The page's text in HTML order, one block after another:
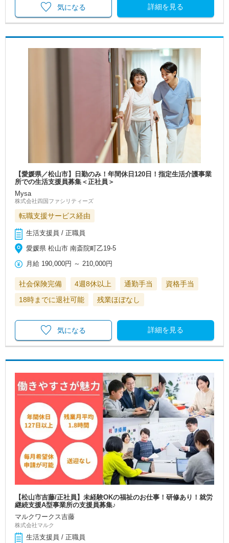
詳細を見る
気になる
【愛媛県／松山市】日勤のみ！年間休日120日！指定生活介護事業
所での生活支援員募集＜正社員＞
Mysa
株式会社四国ファシリティーズ
転職支援サービス経由
生活支援員 / 正職員
愛媛県 松山市 南斎院町乙19-5
月給 190,000円 ～210,000円
社会保険完備 4週8休以上 通勤手当
資格手当
18時までに退社可能
残業ほぼなし
詳細を見る
気になる
【松山市吉藤/正社員】未経験OKの福祉のお仕事！研修あり！就労
継続支援A型事業所の支援員募集♪
マルクワークス吉藤
株式会社マルク
生活支援員 / 正職員